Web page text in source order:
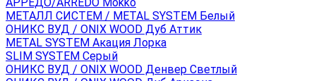
МЕТАЛЛ СИСТЕМ / METAL SYSTEM Белый
ОНИКС ВУД / ONIX WOOD Дуб Аттик
METAL SYSTEM Акация Лорка
SLIM SYSTEM Серый
ОНИКС ВУД / ONIX WOOD Денвер Светлый